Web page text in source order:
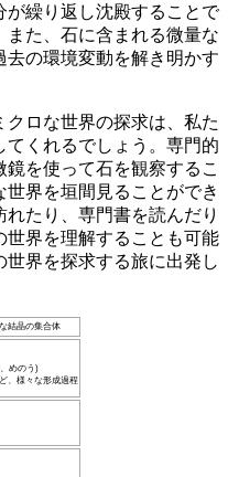
繰り返し沈殿することで
た、石に含まれる微量な
去の環境変動を解き明かす
ロな世界の探求は、 私た
てくれるでしょう。専門的
を使って石を観察するこ
界を垣間見ることができ
たり、専門書を読んだり
界を理解することも可能
界を探求する旅に出発し
結晶の集合体
めのう)
、様々な形成過程